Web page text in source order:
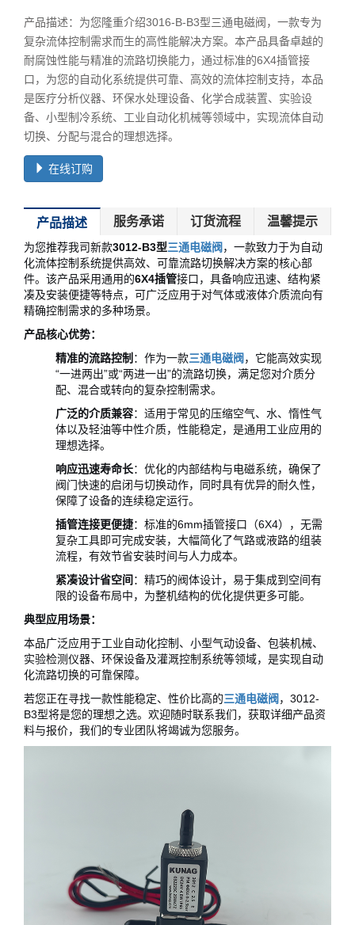
产品描述：为您隆重介绍3016-B-B3型三通电磁阀，一款专为
复杂流体控制需求而生的高性能解决方案。本产品具备卓越的
耐腐蚀性能与精准的流路切换能力，通过标准的6X4插管接
口，为您的自动化系统提供可靠、高效的流体控制支持，本品
是医疗分析仪器、环保水处理设备、化学合成装置、实验设
备、小型制冷系统、工业自动化机械等领域中，实现流体自动
切换、分配与混合的理想选择。
在线订购
产品描述 服务承诺 订货流程 温馨提示
为您推荐我司新款3012-B3型三通电磁阀 ，一款致力于为自动
化流体控制系统提供高效、可靠流路切换解决方案的核心部
件。该产品采用通用的6X4插管接口，具备响应迅速、结构紧
凑及安装便捷等特点，可广泛应用于对气体或液体介质流向有
精确控制需求的多种场景。
产品核心优势：
精准的流路控制 ：作为一款三通电磁阀 ，它能高效实现
“一进两出”或“两进一出”的流路切换，满足您对介质分
配、混合或转向的复杂控制需求。
广泛的介质兼容：适用于常见的压缩空气、水、惰性气
体以及轻油等中性介质，性能稳定，是通用工业应用的
理想选择。
响应迅速寿命长：优化的内部结构与电磁系统，确保了
阀门快速的启闭与切换动作，同时具有优异的耐久性，
保障了设备的连续稳定运行。
插管连接更便捷：标准的6mm插管接口（6X4），无需
复杂工具即可完成安装，大幅简化了气路或液路的组装
流程，有效节省安装时间与人力成本。
紧凑设计省空间 ：精巧的阀体设计，易于集成到空间有
限的设备布局中，为整机结构的优化提供更多可能。
典型应用场景：
本品广泛应用于工业自动化控制、小型气动设备、包装机械、
实验检测仪器、环保设备及灌溉控制系统等领域，是实现自动
化流路切换的可靠保障。
若您正在寻找一款性能稳定、性价比高的三通电磁阀 ，3012-
B3型将是您的理想之选。欢迎随时联系我们，获取详细产品资
料与报价，我们的专业团队将竭诚为您服务。